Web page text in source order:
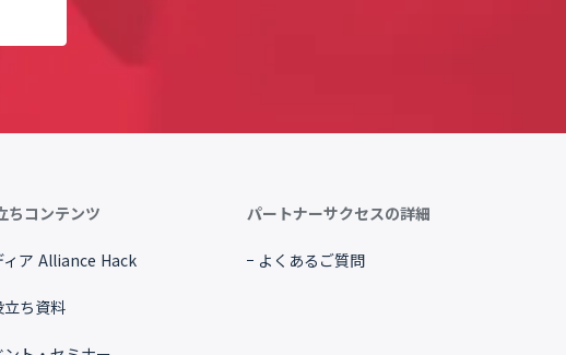
ちコンテンツ
ィア Alliance Hack
立ち資料
パートナーサクセスの詳細
よくあるご質問